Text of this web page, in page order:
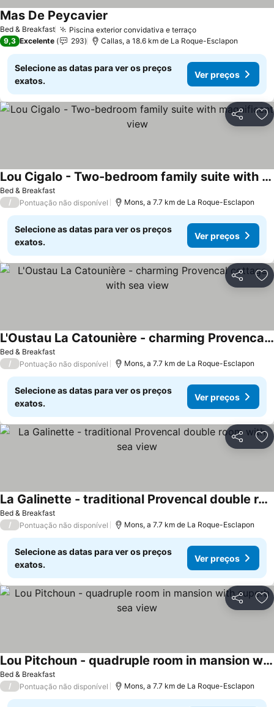
Bed & Breakfast Piscina exterior convidativa e terraçoVer preços
Mas De Peycavier
9,3 Excelente 293 Callas, a 18.6 km de La Roque-Esclapon
Selecione as datas para ver os preços
exatos.
Ver preços
Partilhar
Bed & Breakfast
Lou Cigalo - Two-bedroom family suite with magnificent view
Ver preços
/ Pontuação não disponível Mons, a 7.7 km de La Roque-Esclapon
Selecione as datas para ver os preços
exatos.
Ver preços
Partilhar
Bed & Breakfast
L'Oustau La Catounière - charming Provencal cottage with sea view
Ver preços
/ Pontuação não disponível Mons, a 7.7 km de La Roque-Esclapon
Selecione as datas para ver os preços
exatos.
Ver preços
Partilhar
Bed & Breakfast
La Galinette - traditional Provencal double room with sea view
Ver preços
/ Pontuação não disponível Mons, a 7.7 km de La Roque-Esclapon
Selecione as datas para ver os preços
exatos.
Ver preços
Partilhar
Bed & Breakfast
Lou Pitchoun - quadruple room in mansion with superb sea view
Ver preços
/ Pontuação não disponível Mons, a 7.7 km de La Roque-Esclapon